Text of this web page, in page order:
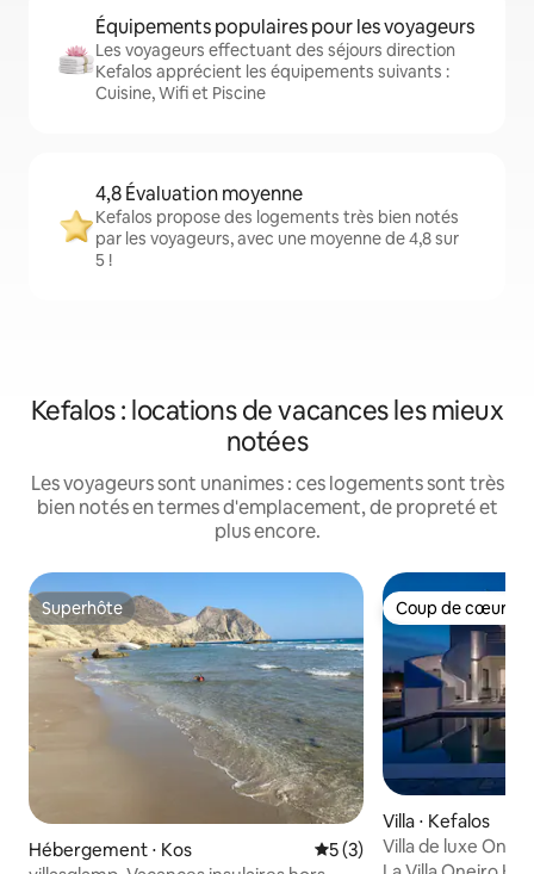
Équipements populaires pour les voyageurs
Les voyageurs effectuant des séjours direction
Kefalos apprécient les équipements suivants :
Cuisine, Wifi et Piscine
4,8 Évaluation moyenne
Kefalos propose des logements très bien notés
par les voyageurs, avec une moyenne de 4,8 sur
5 !
Kefalos : locations de vacances les mieux
notées
Les voyageurs sont unanimes : ces logements sont très
bien notés en termes d'emplacement, de propreté et
plus encore.
Superhôte
Superhôte
Hébergement ⋅ Kos Évaluation moyenne sur
5 (3)
Coup de cœur
Coup de cœur
Villa ⋅ Kefalos
Villa de luxe